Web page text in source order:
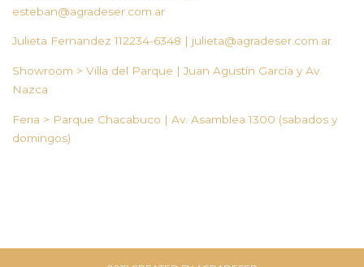
esteban@agradeser.com.ar
Julieta Fernandez 112234-6348 | julieta@agradeser.com.ar
Showroom > Villa del Parque | Juan Agustín García y Av.
Nazca
Feria > Parque Chacabuco | Av. Asamblea 1300 (sabados y
domingos)